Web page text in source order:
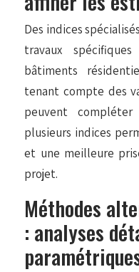
Des indices
travaux
bâtiments
tenant compte des
peuvent compléter
plusieurs indices
et une meilleure
projet.
Méthodes
: analyses